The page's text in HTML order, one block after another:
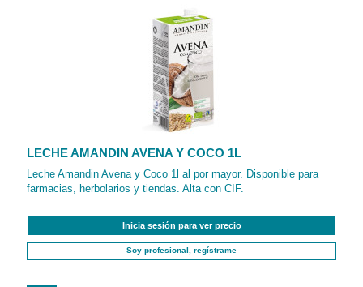
LECHE AMANDIN AVENA Y COCO 1L
Leche Amandin Avena y Coco 1l al por mayor. Disponible para
farmacias, herbolarios y tiendas. Alta con CIF.
Inicia sesión para ver precio
Soy profesional, regístrame